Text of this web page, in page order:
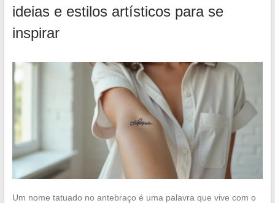
ideias e estilos artísticos para se
inspirar
Um nome tatuado no antebraço é uma palavra que vive com o